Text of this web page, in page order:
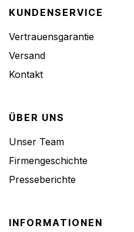
KUNDENSERVICE
Vertrauensgarantie
Versand
Kontakt
ÜBER UNS
Unser Team
Firmengeschichte
Presseberichte
INFORMATIONEN